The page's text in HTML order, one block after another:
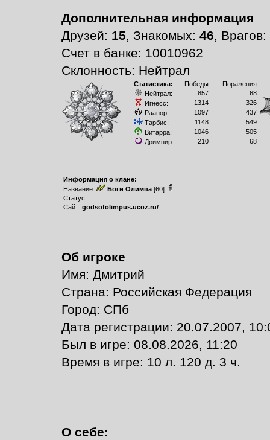
Дополнительная информация
Друзей: 15, Знакомых: 46, Врагов:
Счет в банке: 10010962
Склонность: Нейтрал
Статистика: Победы
Поражения
Нейтрал:
857
68
Игнесс:
1314
326
Раанор:
1097
437
Тарбис:
1148
549
Витарра:
1046
505
Дримнир:
210 68
Информация о клане:
Название:
Боги Олимпа[60]
Статус:
Сайт: godsofolimpus.ucoz.ru/
Об игроке
Имя: Дмитрий
Страна: Российская Федерация
Город: СПб
Дата регистрации: 20.07.2007,
Был в игре: 08.08.2026, 11:20
Время в игре: 10 л. 120 д. 3 ч.
О себе: